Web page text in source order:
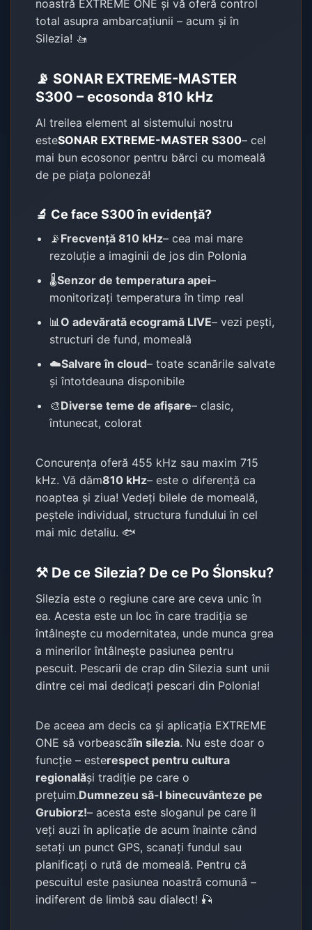
noastră EXTREME ONE și vă oferă control
total asupra ambarcațiunii – acum și în
Silezia! 🚤
📡 SONAR EXTREME-MASTER
S300 – ecosonda 810 kHz
Al treilea element al sistemului nostru
esteSONAR EXTREME-MASTER S300– cel
mai bun ecosonor pentru bărci cu momeală
de pe piața poloneză!
🔬 Ce face S300 în evidență?
📡 Frecvență 810 kHz– cea mai mare
rezoluție a imaginii de jos din Polonia
🌡️Senzor de temperatura apei–
monitorizați temperatura în timp real
📊O adevărată ecogramă LIVE– vezi pești,
structuri de fund, momeală
☁️Salvare în cloud– toate scanările salvate
și întotdeauna disponibile
🎨Diverse teme de afișare– clasic,
întunecat, colorat
Concurența oferă 455 kHz sau maxim 715
kHz. Vă dăm810 kHz– este o diferență ca
noaptea și ziua! Vedeți bilele de momeală,
peștele individual, structura fundului în cel
mai mic detaliu. 🐟
⚒️ De ce Silezia? De ce Po Ślonsku?
Silezia este o regiune care are ceva unic în
ea. Acesta este un loc în care tradiția se
întâlnește cu modernitatea, unde munca grea
a minerilor întâlnește pasiunea pentru
pescuit. Pescarii de crap din Silezia sunt unii
dintre cei mai dedicați pescari din Polonia!
De aceea am decis ca și aplicația EXTREME
ONE să vorbeascăîn silezia. Nu este doar o
funcție – esterespect pentru cultura
regionalăși tradiție pe care o
prețuim.Dumnezeu să-l binecuvânteze pe
Grubiorz!– acesta este sloganul pe care îl
veți auzi în aplicație de acum înainte când
setați un punct GPS, scanați fundul sau
planificați o rută de momeală. Pentru că
pescuitul este pasiunea noastră comună –
indiferent de limbă sau dialect! 🎣